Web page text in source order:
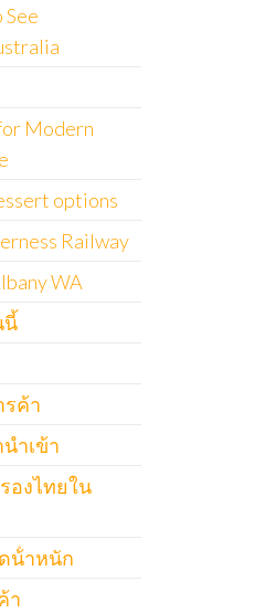
Modern
options
Railway
WA
นี้
รค้า
ำเข้า
องไทยใน
น้ําหนัก
า